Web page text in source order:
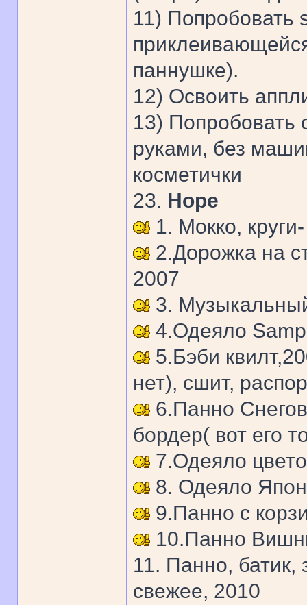
11) Попробовать
паннушке).
12) Освоить
13) Попробовать
руками, без
косметички
23. Hope
1. Мокко,
2.Дорожка на
2007
3.
4.Одеяло
5.Бэби
нет), сшит,
6.Панно
бордер( вот его
7.Одеяло
8. Одеяло
9.Панно с
10.Панно
11. Панно, батик,
свежее, 2010